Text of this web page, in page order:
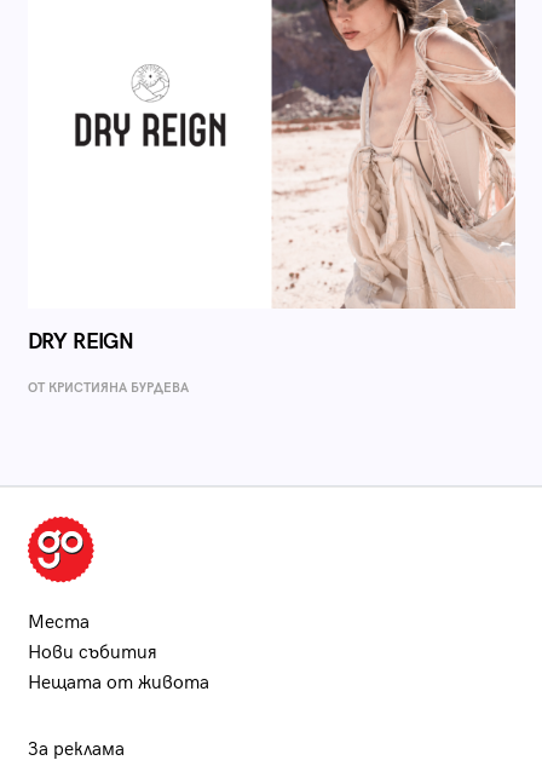
DRY REIGN
ОТ КРИСТИЯНА БУРДЕВА
Места
Нови събития
Нещата от живота
За реклама